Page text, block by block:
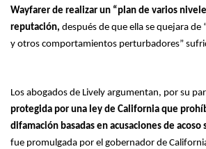
Wayfarer de realizar un “plan de varios
reputación, después de que ella se quejara de
y otros comportamientos perturbadores”
Los abogados de Lively argumentan, por su
protegida por una ley de California que
difamación basadas en acusaciones de acoso
fue promulgada por el gobernador de